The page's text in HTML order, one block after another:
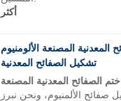
أكثر
المعدنية المصنعة الألومنيوم
تشكيل الصفائح المعدنية
الصفائح المعدنية المصنعة
الألمنيوم، ونحن نبرز